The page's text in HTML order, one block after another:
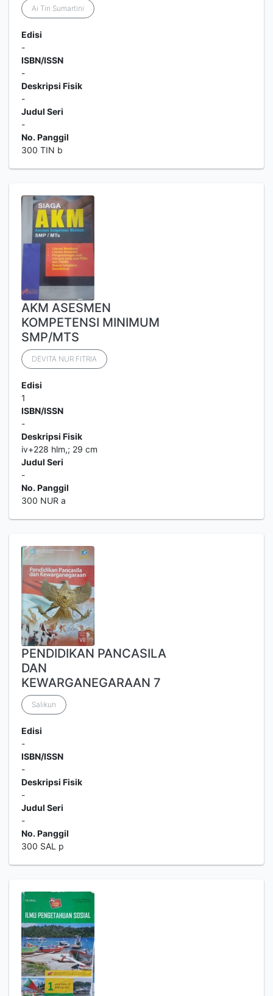
Ai Tin Sumartini
Edisi
-
ISBN/ISSN
-
Deskripsi Fisik
-
Judul Seri
-
No. Panggil
300 TIN b
AKM ASESMEN
KOMPETENSI MINIMUM
SMP/MTS
DEVITA NUR FITRIA
Edisi
1
ISBN/ISSN
-
Deskripsi Fisik
iv+228 hlm,; 29 cm
Judul Seri
-
No. Panggil
300 NUR a
PENDIDIKAN PANCASILA
DAN
KEWARGANEGARAAN 7
Salikun
Edisi
-
ISBN/ISSN
-
Deskripsi Fisik
-
Judul Seri
-
No. Panggil
300 SAL p